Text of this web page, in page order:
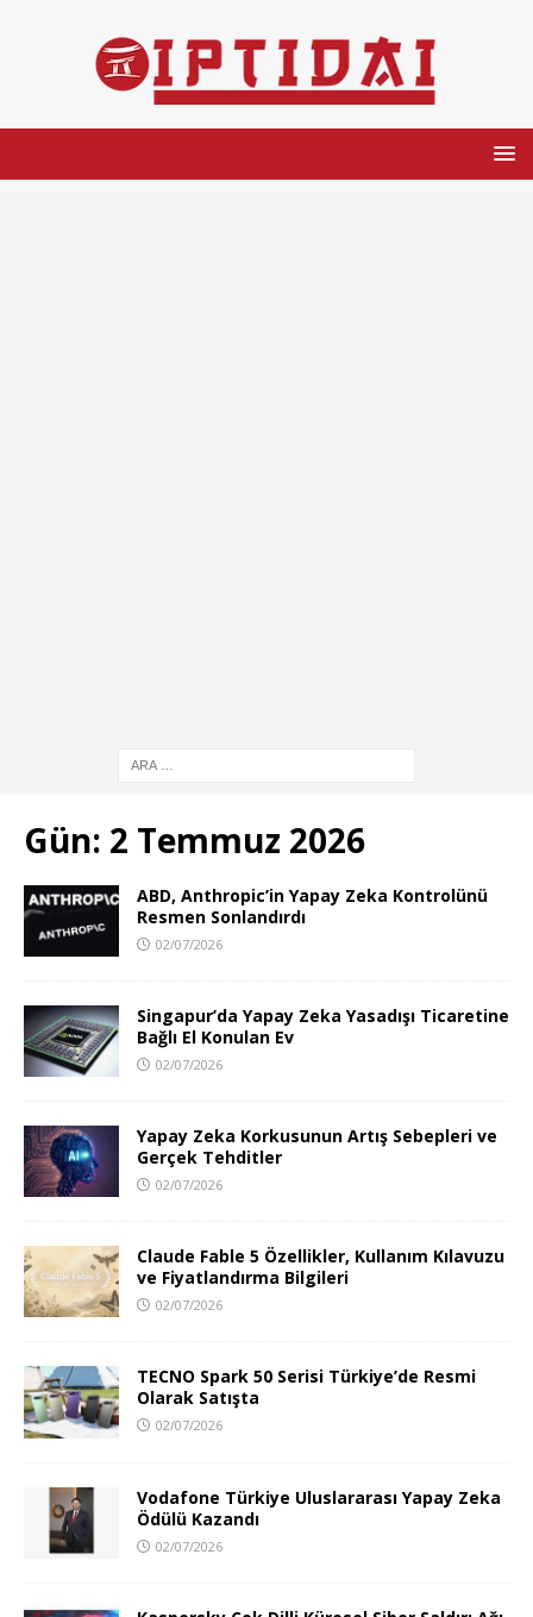
Gün: 2 Temmuz 2026
ABD, Anthropic’in Yapay Zeka Kontrolünü
Resmen Sonlandırdı
02/07/2026
Singapur’da Yapay Zeka Yasadışı Ticaretine
Bağlı El Konulan Ev
02/07/2026
Yapay Zeka Korkusunun Artış Sebepleri ve
Gerçek Tehditler
02/07/2026
Claude Fable 5 Özellikler, Kullanım Kılavuzu
ve Fiyatlandırma Bilgileri
02/07/2026
TECNO Spark 50 Serisi Türkiye’de Resmi
Olarak Satışta
02/07/2026
Vodafone Türkiye Uluslararası Yapay Zeka
Ödülü Kazandı
02/07/2026